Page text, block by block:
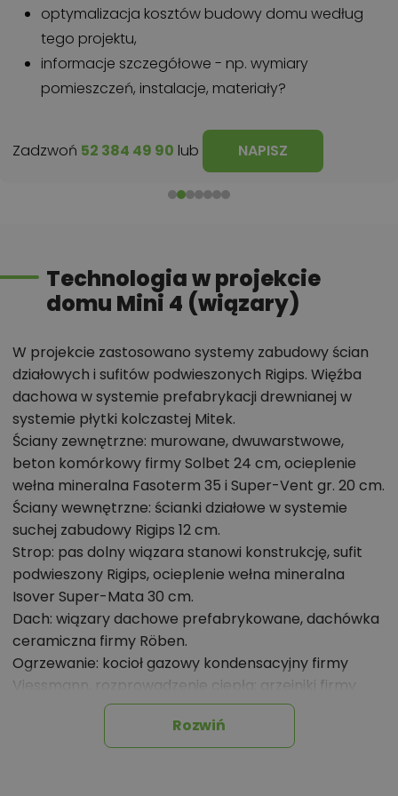
optymalizacja kosztów budowy domu według
tego projektu,
informacje szczegółowe - np. wymiary
pomieszczeń, instalacje, materiały?
Zadzwoń 52 384 49 90 lub NAPISZ
Technologia w projekcie
domu Mini 4 (wiązary)
W projekcie zastosowano systemy zabudowy ścian
działowych i sufitów podwieszonych Rigips. Więźba
dachowa w systemie prefabrykacji drewnianej w
systemie płytki kolczastej Mitek.
Ściany zewnętrzne: murowane, dwuwarstwowe,
beton komórkowy firmy Solbet 24 cm, ocieplenie
wełna mineralna Fasoterm 35 i Super-Vent gr. 20 cm.
Ściany wewnętrzne: ścianki działowe w systemie
suchej zabudowy Rigips 12 cm.
Strop: pas dolny wiązara stanowi konstrukcję, sufit
podwieszony Rigips, ocieplenie wełna mineralna
Isover Super-Mata 30 cm.
Dach: wiązary dachowe prefabrykowane, dachówka
ceramiczna firmy Röben.
Ogrzewanie: kocioł gazowy kondensacyjny firmy
Viessmann, rozprowadzenie ciepła: grzejniki firmy
Wentylacja: grawitacyjna.
OZE: kolektory słoneczne firmy Viessmann.
Rozwiń